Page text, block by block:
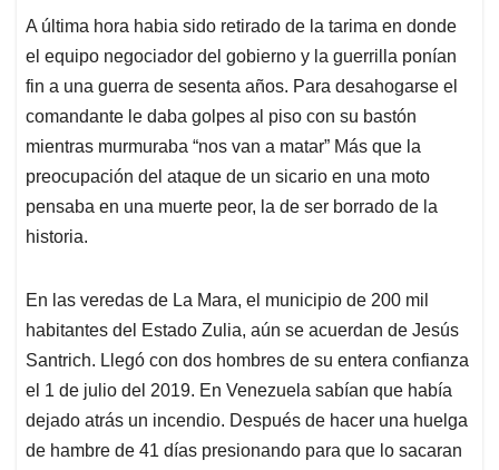
A última hora habia sido retirado de la tarima en donde
el equipo negociador del gobierno y la guerrilla ponían
fin a una guerra de sesenta años. Para desahogarse el
comandante le daba golpes al piso con su bastón
mientras murmuraba “nos van a matar” Más que la
preocupación del ataque de un sicario en una moto
pensaba en una muerte peor, la de ser borrado de la
historia.
En las veredas de La Mara, el municipio de 200 mil
habitantes del Estado Zulia, aún se acuerdan de Jesús
Santrich. Llegó con dos hombres de su entera confianza
el 1 de julio del 2019. En Venezuela sabían que había
dejado atrás un incendio. Después de hacer una huelga
de hambre de 41 días presionando para que lo sacaran